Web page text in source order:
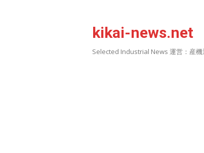
kikai-news.net
Selected Industrial News 運営：産機